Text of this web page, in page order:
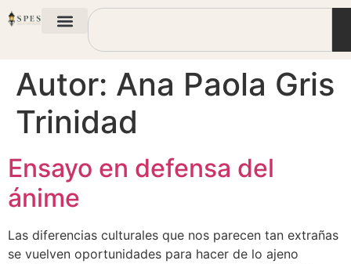
Autor: Ana Paola Gris
Trinidad
Ensayo en defensa del
ánime
Las diferencias culturales que nos parecen tan extrañas
se vuelven oportunidades para hacer de lo ajeno